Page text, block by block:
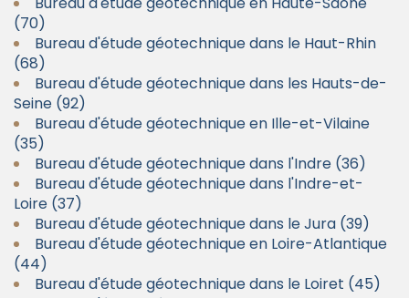
(70)
Bureau d'étude géotechnique dans le Haut-Rhin
(68)
Bureau d'étude géotechnique dans les Hauts-de-
Seine (92)
Bureau d'étude géotechnique en Ille-et-Vilaine
(35)
Bureau d'étude géotechnique dans l'Indre (36)
Bureau d'étude géotechnique dans l'Indre-et-
Loire (37)
Bureau d'étude géotechnique dans le Jura (39)
Bureau d'étude géotechnique en Loire-Atlantique
(44)
Bureau d'étude géotechnique dans le Loiret (45)